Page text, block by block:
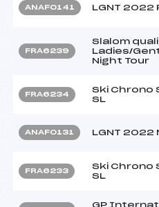
ANAF0141 LGNT 2022
FRA6239
Slalom
Ladies/
Night Tour
FRA6234
Ski Chrono
SL
ANAF0131 LGNT 2022
FRA6233
Ski Chrono
SL
GP